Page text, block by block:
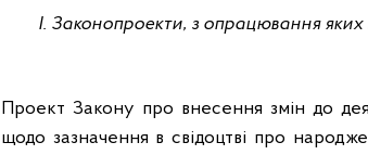
І. Законопроекти, з опрацювання
Проект Закону про внесення змін до
щодо зазначення в свідоцтві про